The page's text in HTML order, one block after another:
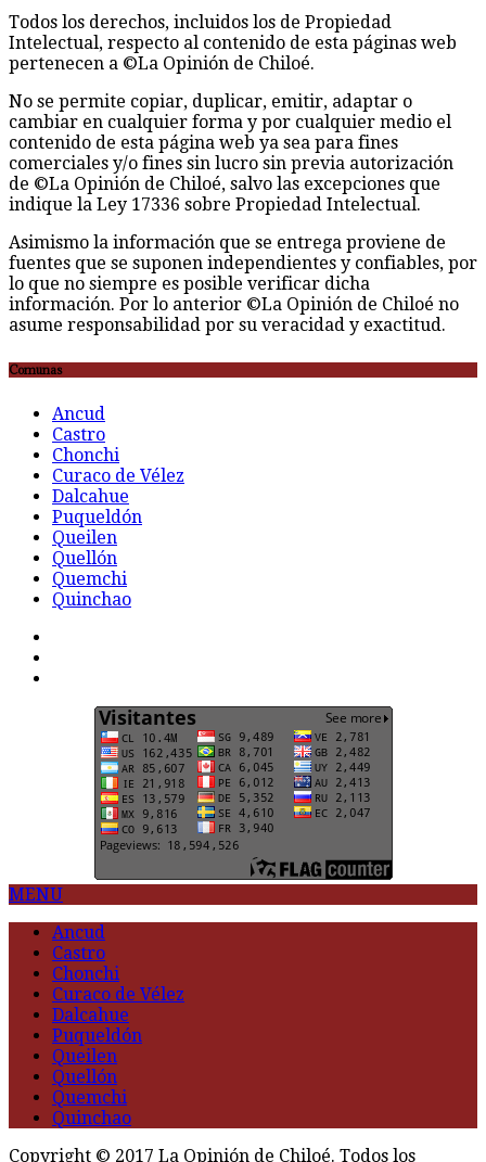
Todos los derechos, incluidos los de Propiedad
Intelectual, respecto al contenido de esta páginas web
pertenecen a ©La Opinión de Chiloé.
No se permite copiar, duplicar, emitir, adaptar o
cambiar en cualquier forma y por cualquier medio el
contenido de esta página web ya sea para fines
comerciales y/o fines sin lucro sin previa autorización
de ©La Opinión de Chiloé, salvo las excepciones que
indique la Ley 17336 sobre Propiedad Intelectual.
Asimismo la información que se entrega proviene de
fuentes que se suponen independientes y confiables, por
lo que no siempre es posible verificar dicha
información. Por lo anterior ©La Opinión de Chiloé no
asume responsabilidad por su veracidad y exactitud.
Comunas
Ancud
Castro
Chonchi
Curaco de Vélez
Dalcahue
Puqueldón
Queilen
Quellón
Quemchi
Quinchao
MENU
Ancud
Castro
Chonchi
Curaco de Vélez
Dalcahue
Puqueldón
Queilen
Quellón
Quemchi
Quinchao
Copyright © 2017 La Opinión de Chiloé. Todos los